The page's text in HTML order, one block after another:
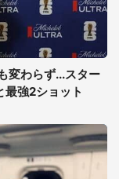
変わらず...スター
最強2ショット